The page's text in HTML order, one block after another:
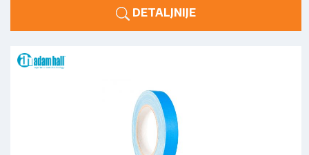
DETALJNIJE